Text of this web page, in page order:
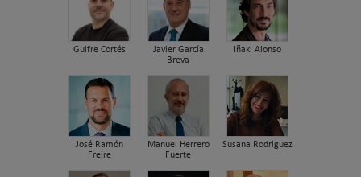
Guifre Cortés
Javier García
Breva
Iñaki Alonso
José Ramón
Freire
Manuel Herrero
Fuerte
Susana Rodriguez